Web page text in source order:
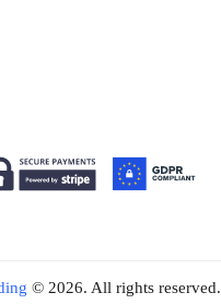
© 2026. All rights reserved.